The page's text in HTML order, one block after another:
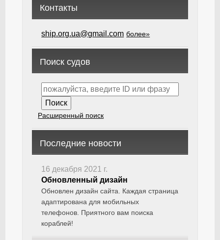
Контакты
ship.org.ua@gmail.com более»
Поиск судов
Расширенный поиск
Последние новости
16 декабря 2021 г.
Обновленный дизайн
Обновлен дизайн сайта. Каждая страница
адаптирована для мобильных
телефонов. Приятного вам поиска
кораблей!